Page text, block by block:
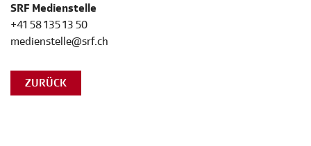
SRF Medienstelle
+41 58 135 13 50
medienstelle@srf.ch
ZURÜCK